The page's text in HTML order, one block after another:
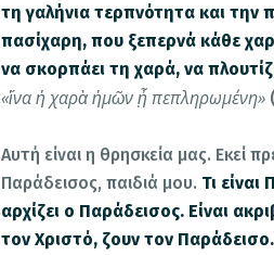
τη γαλήνια τερπνότητα και την
πασίχαρη, που ξεπερνά κάθε
να σκορπάει τη χαρά, να
«ἵνα ἡ χαρὰ ἡμῶν ᾖ πεπληρωμένη»
Αυτή είναι η θρησκεία μας. Εκεί
Παράδεισος, παιδιά μου. Τι
αρχίζει ο Παράδεισος. Είναι
τον Χριστό, ζουν τον Παράδεισο.